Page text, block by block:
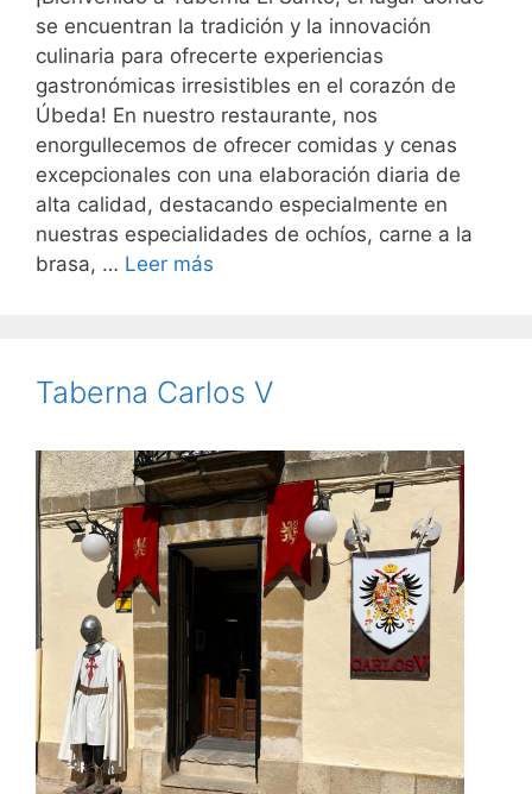
se encuentran la tradición y la innovación
culinaria para ofrecerte experiencias
gastronómicas irresistibles en el corazón de
Úbeda! En nuestro restaurante, nos
enorgullecemos de ofrecer comidas y cenas
excepcionales con una elaboración diaria de
alta calidad, destacando especialmente en
nuestras especialidades de ochíos, carne a la
brasa, … Leer más
Taberna Carlos V